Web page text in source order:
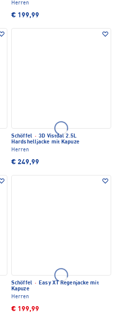
Herren
€ 199,99
Schöffel · 3D Vistdal 2.5L
Hardshelljacke mit Kapuze
Herren
€ 249,99
Schöffel · Easy XT Regenjacke mit
Kapuze
Herren
€ 199,99